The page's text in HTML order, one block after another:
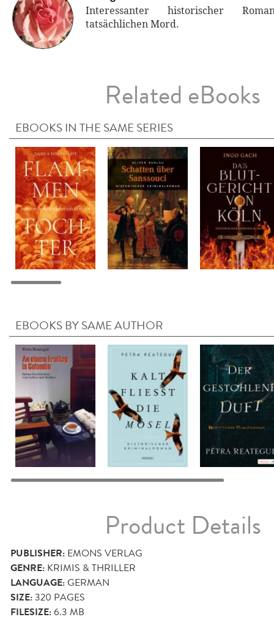
Interessanter historischer
tatsächlichen Mord.
Related eBooks
EBOOKS IN THE SAME SERIES
EBOOKS BY SAME AUTHOR
Product Details
PUBLISHER: EMONS VERLAG
GENRE: KRIMIS & THRILLER
LANGUAGE:GERMAN
SIZE:320 PAGES
FILESIZE:6.3 MB